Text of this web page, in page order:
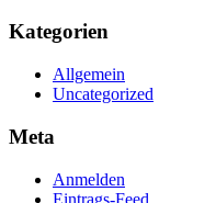
Kategorien
Allgemein
Uncategorized
Meta
Anmelden
Eintrags-Feed